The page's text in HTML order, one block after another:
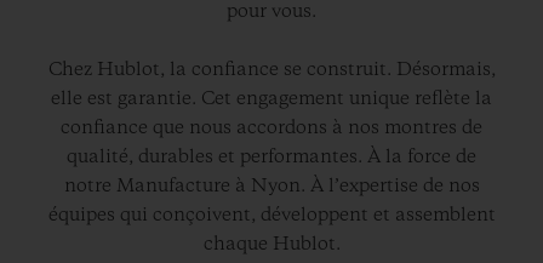
pour vous.
Chez Hublot, la confiance se construit. Désormais,
elle est garantie. Cet engagement unique reflète la
confiance que nous accordons à nos montres de
qualité, durables et performantes. À la force de
notre Manufacture à Nyon. À l’expertise de nos
équipes qui conçoivent, développent et assemblent
chaque Hublot.